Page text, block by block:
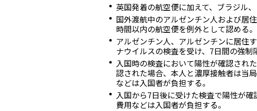
英国発着の航空便に加えて、ブラジル
国外渡航中のアルゼンチン人および居
時間以内の航空便を例外として認める。
アルゼンチン人、アルゼンチンに居住
ナウイルスの検査を受け、7日間の強制
入国時の検査において陽性が確認され
認された場合、本人と濃厚接触者は当
などは入国者が負担する。
入国から7日後に受けた検査で陽性が
費用などは入国者が負担する。